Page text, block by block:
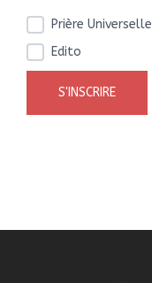
Prière Universelle
Edito